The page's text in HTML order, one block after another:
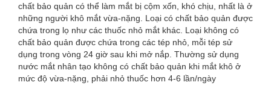
chất bảo quản có thể làm mắt bị cộm xốn, khó chịu, nhất là ở
những người khô mắt vừa-nặng. Loại có chất bảo quản được
chứa trong lọ như các thuốc nhỏ mắt khác. Loại không có
chất bảo quản được chứa trong các tép nhỏ, mỗi tép sử
dụng trong vòng 24 giờ sau khi mở nắp. Thường sử dụng
nước mắt nhân tạo không có chất bảo quản khi mắt khô ở
mức độ vừa-nặng, phải nhỏ thuốc hơn 4-6 lần/ngày